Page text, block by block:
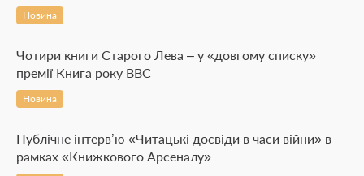
Новина
Чотири книги Старого Лева – у «довгому списку»
премії Книга року ВВС
Новина
Публічне інтерв’ю «Читацькі досвіди в часи війни» в
рамках «Книжкового Арсеналу»